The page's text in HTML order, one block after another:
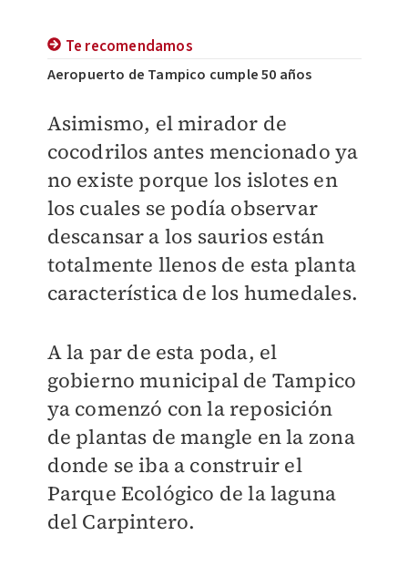
Te recomendamos
Aeropuerto de Tampico cumple 50 años
Asimismo, el mirador de
cocodrilos antes mencionado ya
no existe porque los islotes en
los cuales se podía observar
descansar a los saurios están
totalmente llenos de esta planta
característica de los humedales.
A la par de esta poda, el
gobierno municipal de Tampico
ya comenzó con la reposición
de plantas de mangle en la zona
donde se iba a construir el
Parque Ecológico de la laguna
del Carpintero.